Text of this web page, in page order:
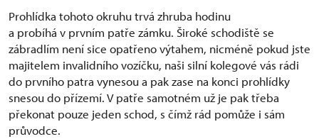
Prohlídka tohoto okruhu trvá zhruba hodinu
a probíhá v prvním patře zámku. Široké schodiště se
zábradlím není sice opatřeno výtahem, nicméně pokud jste
majitelem invalidního vozíčku, naši silní kolegové vás rádi
do prvního patra vynesou a pak zase na konci prohlídky
snesou do přízemí. V patře samotném už je pak třeba
překonat pouze jeden schod, s čímž rád pomůže i sám
průvodce.